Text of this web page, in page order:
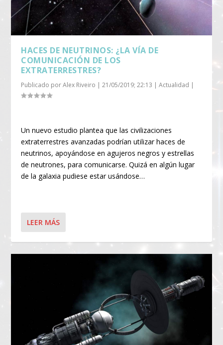
HACES DE NEUTRINOS: ¿LA VÍA DE
COMUNICACIÓN DE LOS
EXTRATERRESTRES?
Publicado porAlex Riveiro |21/05/2019; 22:13 |Actualidad |
Un nuevo estudio plantea que las civilizaciones
extraterrestres avanzadas podrían utilizar haces de
neutrinos, apoyándose en agujeros negros y estrellas
de neutrones, para comunicarse. Quizá en algún lugar
de la galaxia pudiese estar usándose…
LEER MÁS